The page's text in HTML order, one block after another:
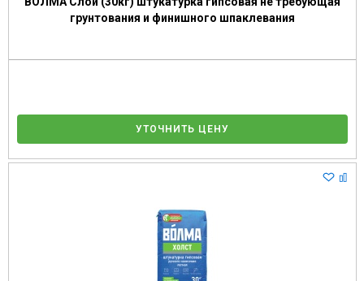
грунтования и финишного шпаклевания
УТОЧНИТЬ ЦЕНУ